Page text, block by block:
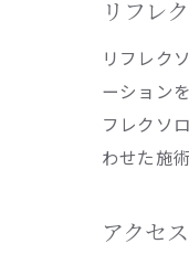
リフレ
リフレク
ーション
フレクソ
わせた施
アクセ